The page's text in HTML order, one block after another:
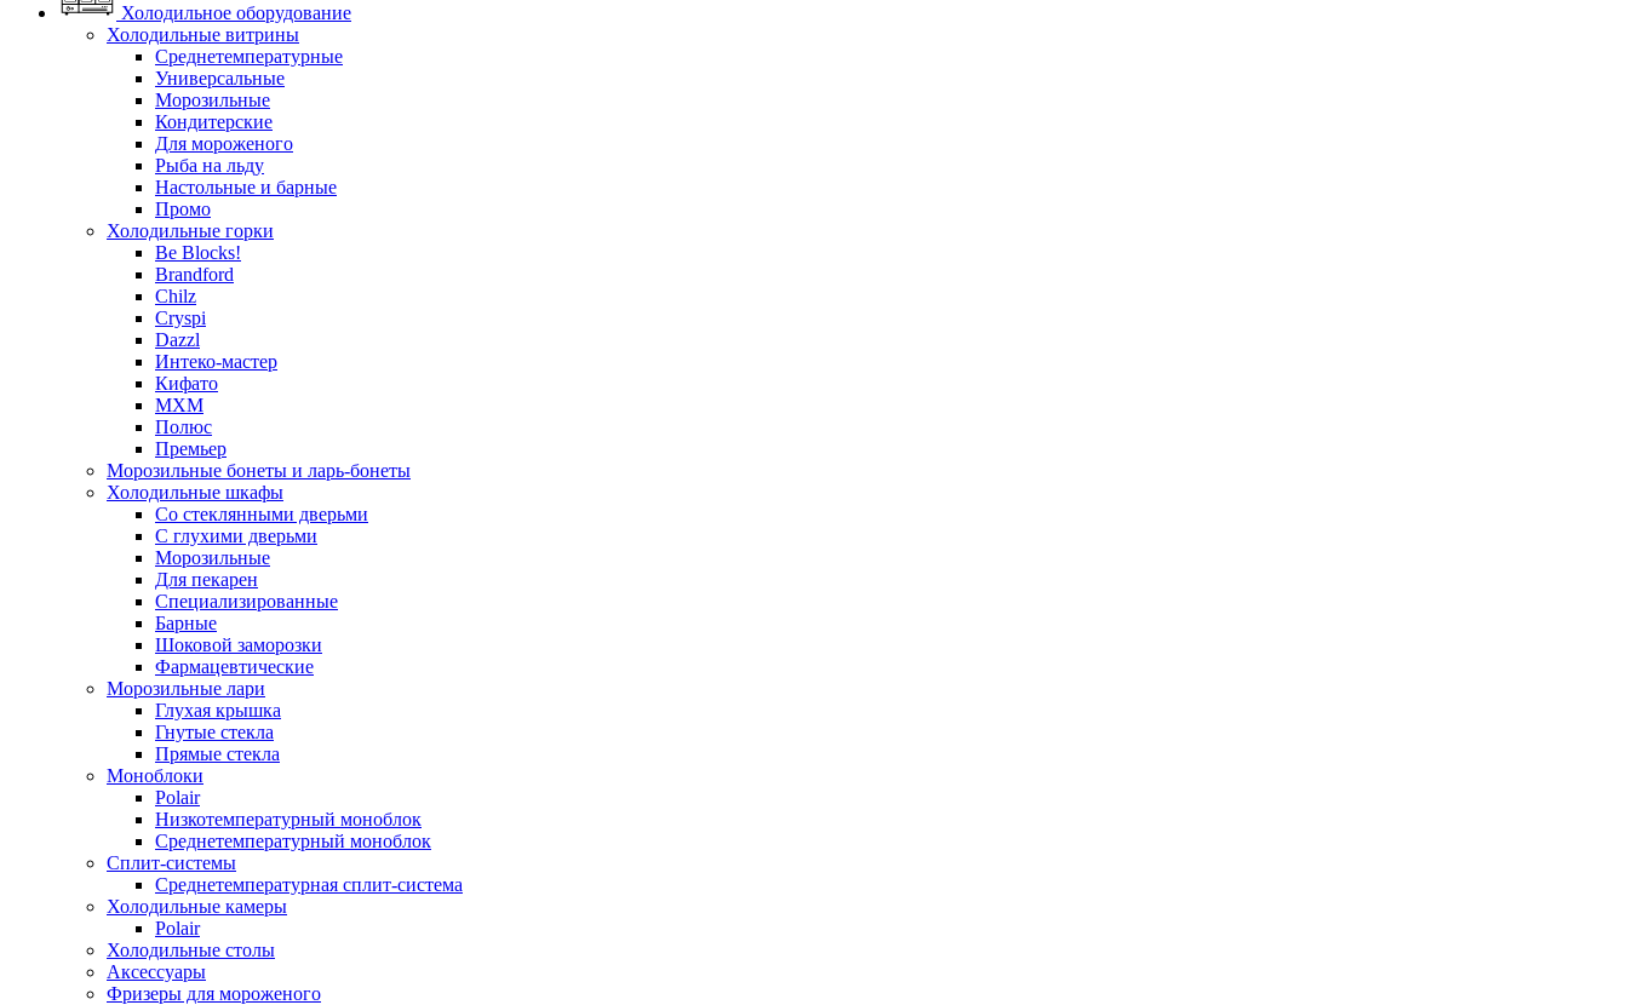
Холодильное оборудование
Холодильные витрины
Среднетемпературные
Универсальные
Морозильные
Кондитерские
Для мороженого
Рыба на льду
Настольные и барные
Промо
Холодильные горки
Be Blocks!
Brandford
Chilz
Cryspi
Dazzl
Интеко-мастер
Кифато
МХМ
Полюс
Премьер
Морозильные бонеты и ларь-бонеты
Холодильные шкафы
Со стеклянными дверьми
С глухими дверьми
Морозильные
Для пекарен
Специализированные
Барные
Шоковой заморозки
Фармацевтические
Морозильные лари
Глухая крышка
Гнутые стекла
Прямые стекла
Моноблоки
Polair
Низкотемпературный моноблок
Среднетемпературный моноблок
Сплит-системы
Среднетемпературная сплит-система
Холодильные камеры
Polair
Холодильные столы
Аксессуары
Фризеры для мороженого